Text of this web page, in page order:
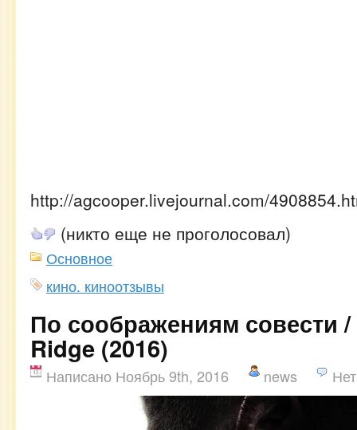
http://agcooper.livejournal.com/
(никто еще не проголосовал)
Основное
кино. киноотзывы
По соображениям совести
Ridge (2016)
Написано Ноябрь 9th, 2016 news